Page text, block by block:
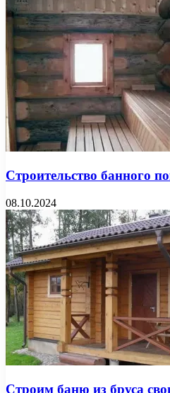
Строительство банного
08.10.2024
Строим баню из бруса